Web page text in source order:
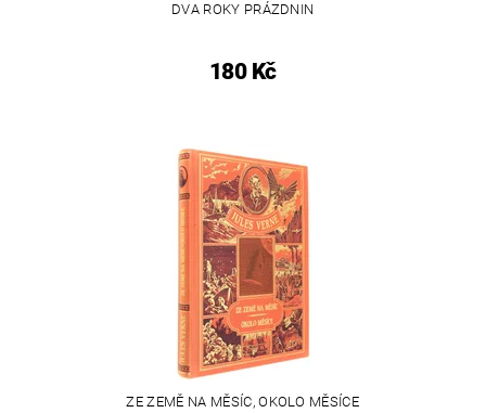
DVA ROKY PRÁZDNIN
180 Kč
ZE ZEMĚ NA MĚSÍC, OKOLO MĚSÍCE